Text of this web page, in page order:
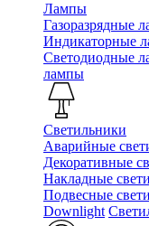
Лампы
Газоразрядные
Индикаторные
Светодиодные
лампы
Светильники
Аварийные
Декоративные
Накладные
Подвесные
Downlight